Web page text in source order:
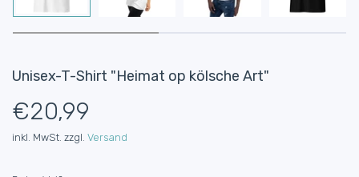
Unisex-T-Shirt "Heimat op kölsche Art"
€20,99
inkl. MwSt. zzgl. Versand